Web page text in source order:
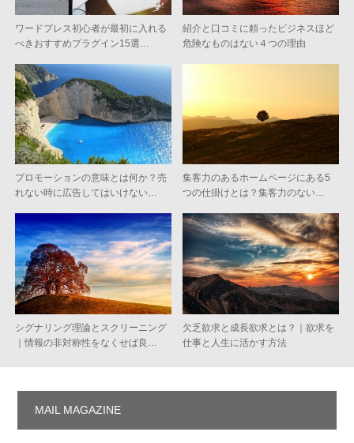
ワードプレス初心者が最初に入れる
べきおすすめプラグイン15選…
紹介と口コミに頼ったビジネスほど
危険なものはない４つの理由
プロモーションの意味とは何か？売
れない時に広告してはいけない…
集客力のあるホームページにある5
つの仕掛けとは？集客力のない…
シグナリング理論とスクリーニング
｜情報の非対称性をなくせば良…
欠乏欲求と成長欲求とは？｜欲求を
仕事と人生に活かす方法
MAIL MAGAZINE